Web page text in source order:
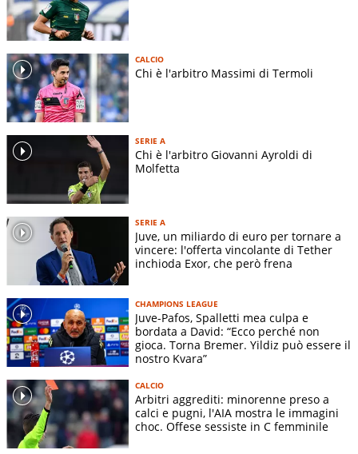
CALCIO
Chi è l'arbitro Massimi di Termoli
SERIE A
Chi è l'arbitro Giovanni Ayroldi di
Molfetta
SERIE A
Juve, un miliardo di euro per tornare a
vincere: l'offerta vincolante di Tether
inchioda Exor, che però frena
CHAMPIONS LEAGUE
Juve-Pafos, Spalletti mea culpa e
bordata a David: “Ecco perché non
gioca. Torna Bremer. Yildiz può essere il
nostro Kvara”
CALCIO
Arbitri aggrediti: minorenne preso a
calci e pugni, l'AIA mostra le immagini
choc. Offese sessiste in C femminile